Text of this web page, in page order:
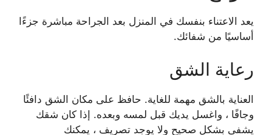
يعد الاعتناء بنفسك في المنزل بعد الجراحة مباشرة جزءًا
أساسيًا من شفائك.
رعاية الشق
العناية بالشق مهمة للغاية. حافظ على مكان الشق دافئًا
وجافًا ، واغسل يديك قبل لمسه وبعده. إذا كان شقك
يشفى بشكل صحيح ولا يوجد تصريف ، يمكنك